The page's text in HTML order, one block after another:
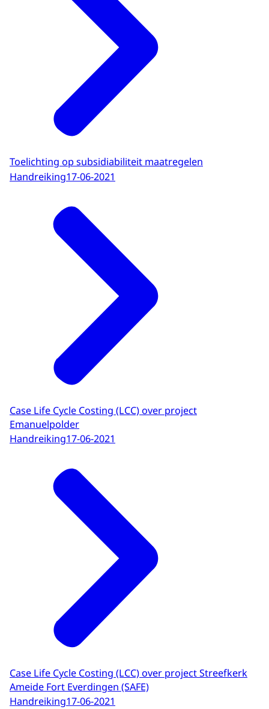
Toelichting op subsidiabiliteit maatregelen
Handreiking17-06-2021
Case Life Cycle Costing (LCC) over project
Emanuelpolder
Handreiking17-06-2021
Case Life Cycle Costing (LCC) over project Streefkerk
Ameide Fort Everdingen (SAFE)
Handreiking17-06-2021